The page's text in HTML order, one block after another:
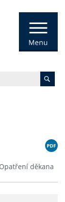
Opatření děkana